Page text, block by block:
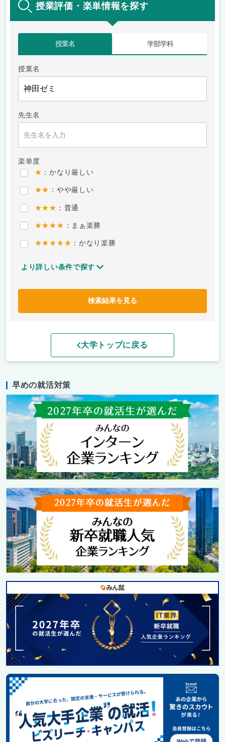
授業評価・楽単情報を探す
授業名 学部学科
授業名
先生名
楽単度
★ ：かなり厳しい
★★ ：やや厳しい
★★★ ：普通
★★★★ ：まぁ楽勝
★★★★★ ：かなり楽勝
より詳しい条件で探す
検索結果を見る
大学トップに戻る
早めの就活対策